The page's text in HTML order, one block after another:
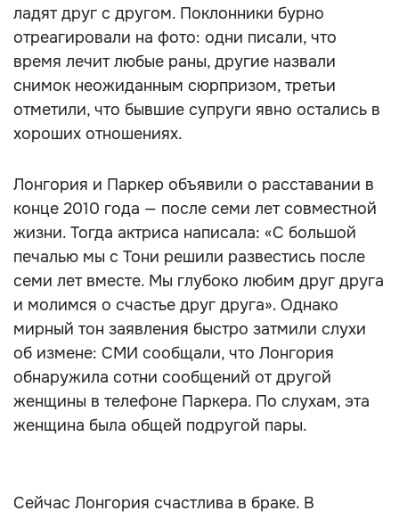
ладят друг с другом. Поклонники бурно
отреагировали на фото: одни писали, что
время лечит любые раны, другие назвали
снимок неожиданным сюрпризом, третьи
отметили, что бывшие супруги явно остались в
хороших отношениях.
Лонгория и Паркер объявили о расставании в
конце 2010 года — после семи лет совместной
жизни. Тогда актриса написала: «С большой
печалью мы с Тони решили развестись после
семи лет вместе. Мы глубоко любим друг друга
и молимся о счастье друг друга». Однако
мирный тон заявления быстро затмили слухи
об измене: СМИ сообщали, что Лонгория
обнаружила сотни сообщений от другой
женщины в телефоне Паркера. По слухам, эта
женщина была общей подругой пары.
Сейчас Лонгория счастлива в браке. В